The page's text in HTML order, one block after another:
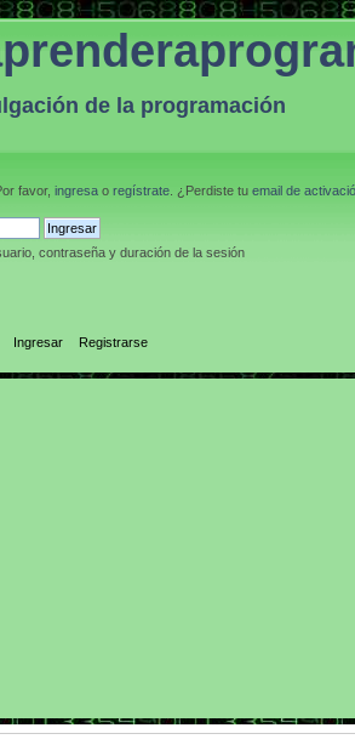
de la programación
favor, ingresa o regístrate . ¿Perdiste tu email de
contraseña y duración de la sesión
Ingresar Registrarse